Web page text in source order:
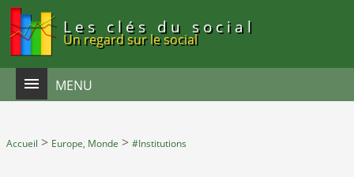
Les clés du social
Un regard sur le social
MENU
Accueil > Europe, Monde > #Institutions
Panneau de gestion des cookies